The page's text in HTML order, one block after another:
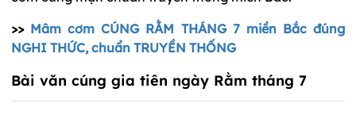
>> Mâm cơm CÚNG RẰM THÁNG 7 miền Bắc đúng
NGHI THỨC, chuẩn TRUYỀN THỐNG
Bài văn cúng gia tiên ngày Rằm tháng 7